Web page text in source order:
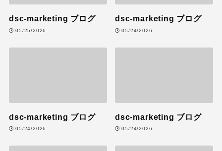
dsc-marketing ブログ
05/25/2026
dsc-marketing ブログ
05/24/2026
dsc-marketing ブログ
05/24/2026
dsc-marketing ブログ
05/24/2026